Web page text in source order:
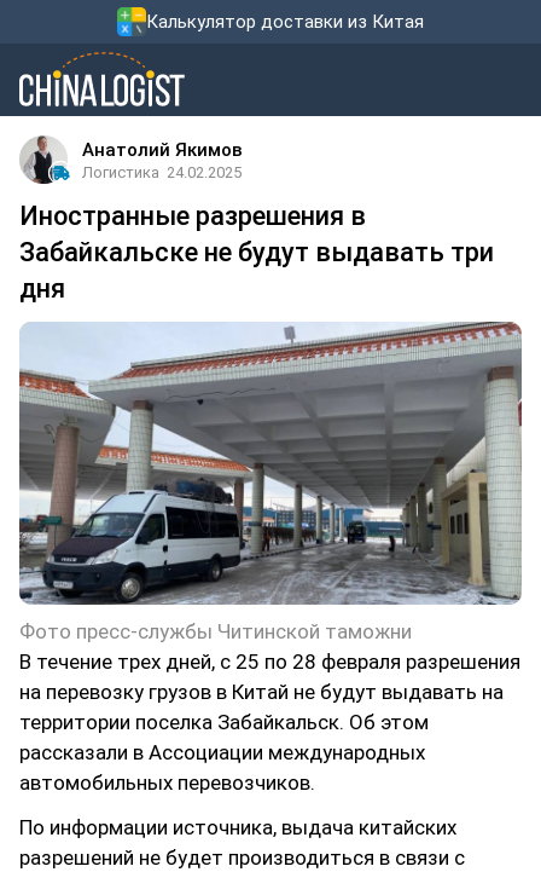
Калькулятор доставки из Китая
Анатолий Якимов
Логистика 24.02.2025
Иностранные разрешения в
Забайкальске не будут выдавать три
дня
Фото пресс-службы Читинской таможни
В течение трех дней, с 25 по 28 февраля разрешения
на перевозку грузов в Китай не будут выдавать на
территории поселка Забайкальск. Об этом
рассказали в Ассоциации международных
автомобильных перевозчиков.
По информации источника, выдача китайских
разрешений не будет производиться в связи с